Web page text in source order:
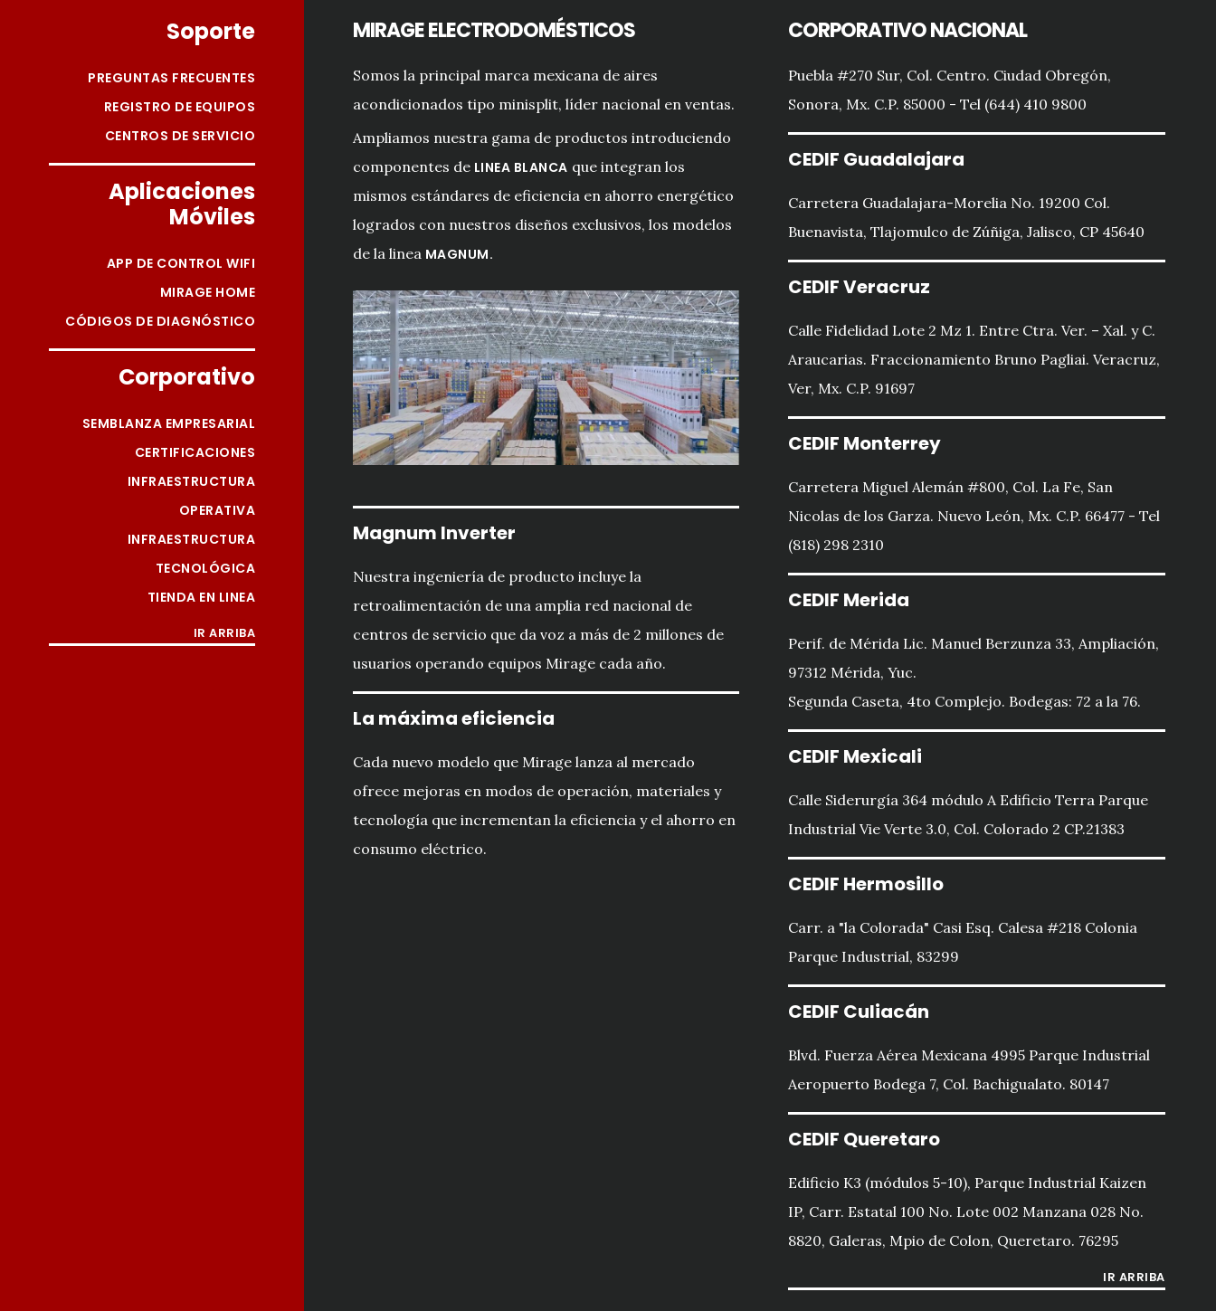
Soporte
PREGUNTAS FRECUENTES
REGISTRO DE EQUIPOS
CENTROS DE SERVICIO
Aplicaciones
Móviles
APP DE CONTROL WIFI
MIRAGE HOME
CÓDIGOS DE DIAGNÓSTICO
Corporativo
SEMBLANZA EMPRESARIAL
CERTIFICACIONES
INFRAESTRUCTURA
OPERATIVA
INFRAESTRUCTURA
TECNOLÓGICA
TIENDA EN LINEA
IR ARRIBA
MIRAGE ELECTRODOMÉSTICOS
Somos la principal marca mexicana de aires
acondicionados tipo minisplit, líder nacional en ventas.
Ampliamos nuestra gama de productos introduciendo
componentes de LINEA BLANCA que integran los
mismos estándares de eficiencia en ahorro energético
logrados con nuestros diseños exclusivos, los modelos
de la linea MAGNUM.
Magnum Inverter
Nuestra ingeniería de producto incluye la
retroalimentación de una amplia red nacional de
centros de servicio que da voz a más de 2 millones de
usuarios operando equipos Mirage cada año.
La máxima eficiencia
Cada nuevo modelo que Mirage lanza al mercado
ofrece mejoras en modos de operación, materiales y
tecnología que incrementan la eficiencia y el ahorro en
consumo eléctrico.
CORPORATIVO NACIONAL
Puebla #270 Sur, Col. Centro. Ciudad Obregón,
Sonora, Mx. C.P. 85000 - Tel (644) 410 9800
CEDIF Guadalajara
Carretera Guadalajara-Morelia No. 19200 Col.
Buenavista, Tlajomulco de Zúñiga, Jalisco, CP 45640
CEDIF Veracruz
Calle Fidelidad Lote 2 Mz 1. Entre Ctra. Ver. – Xal. y C.
Araucarias. Fraccionamiento Bruno Pagliai. Veracruz,
Ver, Mx. C.P. 91697
CEDIF Monterrey
Carretera Miguel Alemán #800, Col. La Fe, San
Nicolas de los Garza. Nuevo León, Mx. C.P. 66477 - Tel
(818) 298 2310
CEDIF Merida
Perif. de Mérida Lic. Manuel Berzunza 33, Ampliación,
97312 Mérida, Yuc.
Segunda Caseta, 4to Complejo. Bodegas: 72 a la 76.
CEDIF Mexicali
Calle Siderurgía 364 módulo A Edificio Terra Parque
Industrial Vie Verte 3.0, Col. Colorado 2 CP.21383
CEDIF Hermosillo
Carr. a "la Colorada" Casi Esq. Calesa #218 Colonia
Parque Industrial, 83299
CEDIF Culiacán
Blvd. Fuerza Aérea Mexicana 4995 Parque Industrial
Aeropuerto Bodega 7, Col. Bachigualato. 80147
CEDIF Queretaro
Edificio K3 (módulos 5-10), Parque Industrial Kaizen
IP, Carr. Estatal 100 No. Lote 002 Manzana 028 No.
8820, Galeras, Mpio de Colon, Queretaro. 76295
IR ARRIBA